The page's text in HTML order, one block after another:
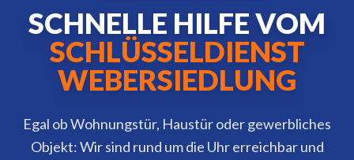
SCHNELLE HILFE VOM
SCHLÜSSELDIENST
WEBERSIEDLUNG
Egal ob Wohnungstür, Haustür oder gewerbliches
Objekt: Wir sind rund um die Uhr erreichbar und